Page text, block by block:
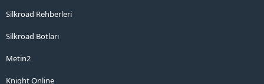
Silkroad Rehberleri
Silkroad Botları
Metin2
Knight Online